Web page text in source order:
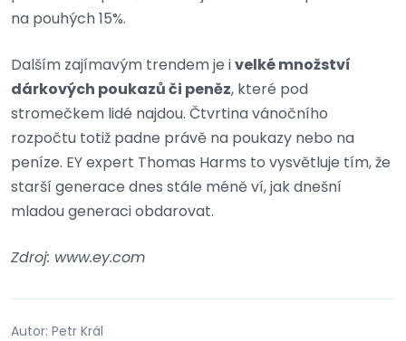
na pouhých 15%.
Dalším zajímavým trendem je ivelké množství
dárkových poukazů či peněz, které pod
stromečkem lidé najdou. Čtvrtina vánočního
rozpočtu totiž padne právě na poukazy nebo na
peníze. EY expert Thomas Harms to vysvětluje tím, že
starší generace dnes stále méně ví, jak dnešní
mladou generaci obdarovat.
Zdroj: www.ey.com
Autor: Petr Král